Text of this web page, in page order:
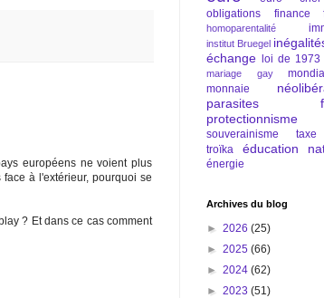
européens ne voient plus
à l'extérieur, pourquoi se
? Et dans ce cas comment
obligations
finance
homoparentalité
institut Bruegel
échange
loi de 1973
mariage gay
monnaie
parasites
protectionnisme
souverainisme
taxe
troïka
éducation
énergie
Archives du blog
► 2026 (25)
► 2025 (66)
► 2024 (62)
► 2023 (51)